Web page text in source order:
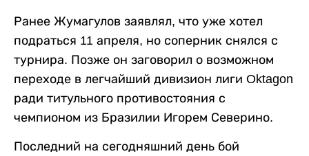
Ранее Жумагулов заявлял, что уже хотел
подраться 11 апреля, но соперник снялся с
турнира. Позже он заговорил о возможном
переходе в легчайший дивизион лиги Oktagon
ради титульного противостояния с
чемпионом из Бразилии Игорем Северино.
Последний на сегодняшний день бой